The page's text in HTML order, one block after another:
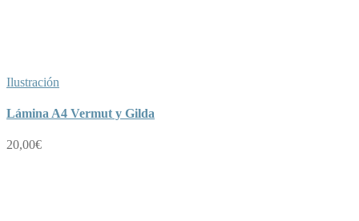
Ilustración
Lámina A4 Vermut y Gilda
20,00€